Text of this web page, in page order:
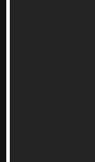
skilled
aircraft